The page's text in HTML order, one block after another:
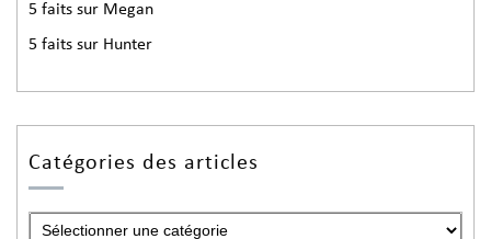
5 faits sur Megan
5 faits sur Hunter
Catégories des articles